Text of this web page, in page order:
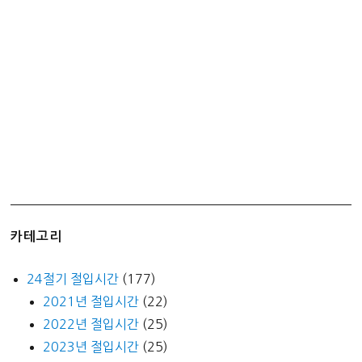
카테고리
24절기 절입시간 (177)
2021년 절입시간 (22)
2022년 절입시간 (25)
2023년 절입시간 (25)